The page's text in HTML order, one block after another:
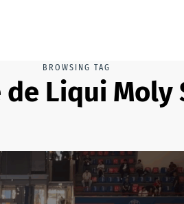
BROWSING TAG
Liqui Moly